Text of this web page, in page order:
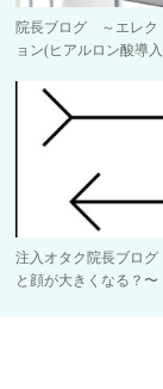
院長ブログ ～エレク
ョン(ヒアルロン酸導
注入オタク院長ブロ
と顔が大きくなる？〜